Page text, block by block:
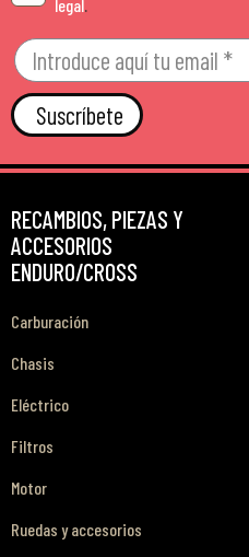
legal.
Suscríbete
RECAMBIOS, PIEZAS Y
ACCESORIOS
ENDURO/CROSS
Carburación
Chasis
Eléctrico
Filtros
Motor
Ruedas y accesorios